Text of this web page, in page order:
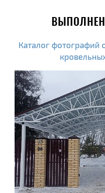
Каталог фотографий